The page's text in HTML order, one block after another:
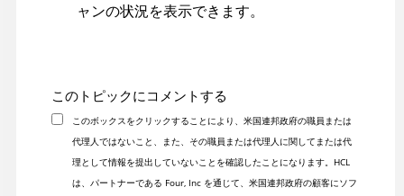
ャンの状況を表示できます。
このトピックにコメントする
このボックスをクリックすることにより、米国連邦政府の職員または
代理人ではないこと、また、その職員または代理人に関してまたは代
理として情報を提出していないことを確認したことになります。HCL
は、パートナーである Four, Inc を通じて、米国連邦政府の顧客にソフ